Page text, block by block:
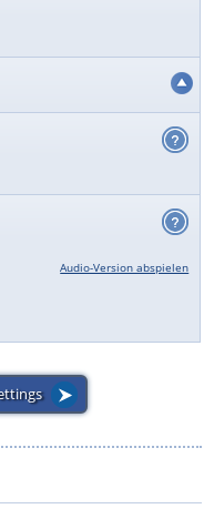
Audio-Version abspielen